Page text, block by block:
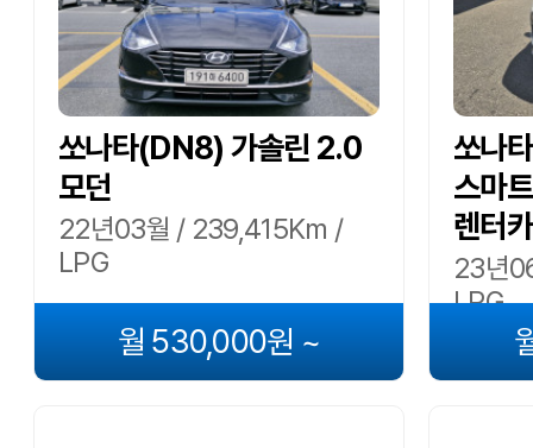
쏘나타(DN8) 가솔린 2.0
모던
22년03월 / 239,415Km /
LPG
월 530,000원 ~
쏘나
스마
렌터
23년
LPG